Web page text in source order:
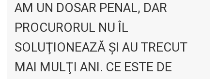
AM UN DOSAR PENAL, DAR
PROCURORUL NU ÎL
SOLUŢIONEAZĂ ŞI AU TRECUT
MAI MULŢI ANI. CE ESTE DE